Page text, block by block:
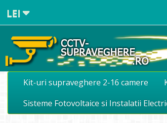
LEI
Kit-uri supraveghere 2-16 camere
Sisteme Fotovoltaice si Instalatii